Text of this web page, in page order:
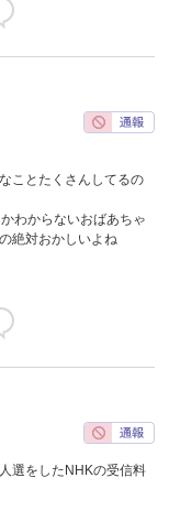
ことたくさんしてるの
わからないおばあちゃ
絶対おかしいよね
選をしたNHKの受信料